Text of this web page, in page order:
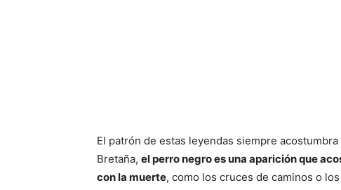
El patrón de estas leyendas siempre
Bretaña, el perro negro es una aparición que
con la muerte, como los cruces de caminos o